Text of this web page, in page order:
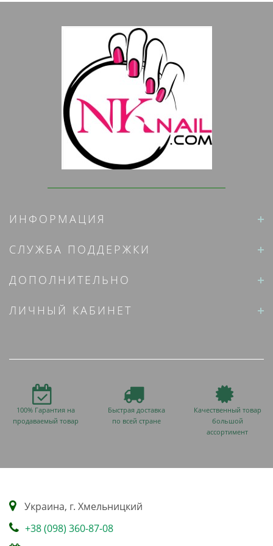
ИНФОРМАЦИЯ
СЛУЖБА ПОДДЕРЖКИ
ДОПОЛНИТЕЛЬНО
ЛИЧНЫЙ КАБИНЕТ
100% Гарантия на
продаваемый товар
Быстрая доставка
по всей стране
Качественный товар
большой
ассортимент
Украина, г. Хмельницкий
+38 (098) 360-87-08